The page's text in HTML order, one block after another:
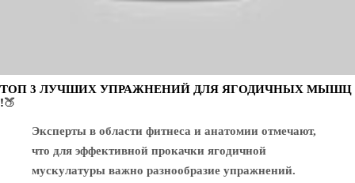
ТОП 3 ЛУЧШИХ УПРАЖНЕНИЙ ДЛЯ ЯГОДИЧНЫХ МЫШЦ
!🍑
Эксперты в области фитнеса и анатомии отмечают,
что для эффективной прокачки ягодичной
мускулатуры важно разнообразие упражнений.